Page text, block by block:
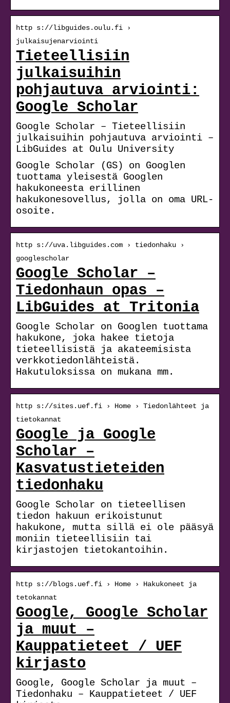
http s://libguides.oulu.fi ›
julkaisujenarviointi
Tieteellisiin
julkaisuihin
pohjautuva arviointi:
Google Scholar
Google Scholar – Tieteellisiin
julkaisuihin pohjautuva arviointi –
LibGuides at Oulu University
Google Scholar (GS) on Googlen
tuottama yleisestä Googlen
hakukoneesta erillinen
hakukonesovellus, jolla on oma URL-
osoite.
http s://uva.libguides.com › tiedonhaku ›
googlescholar
Google Scholar –
Tiedonhaun opas –
LibGuides at Tritonia
Google Scholar on Googlen tuottama
hakukone, joka hakee tietoja
tieteellisistä ja akateemisista
verkkotiedonlähteistä.
Hakutuloksissa on mukana mm.
http s://sites.uef.fi › Home › Tiedonlähteet ja
tietokannat
Google ja Google
Scholar –
Kasvatustieteiden
tiedonhaku
Google Scholar on tieteellisen
tiedon hakuun erikoistunut
hakukone, mutta sillä ei ole pääsyä
moniin tieteellisiin tai
kirjastojen tietokantoihin.
http s://blogs.uef.fi › Home › Hakukoneet ja
tetokannat
Google, Google Scholar
ja muut –
Kauppatieteet / UEF
kirjasto
Google, Google Scholar ja muut –
Tiedonhaku – Kauppatieteet / UEF